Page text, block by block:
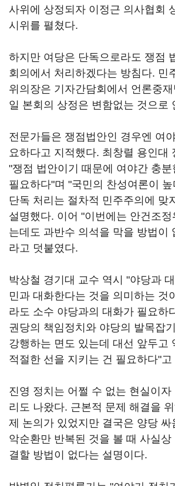
사위에 상정되자 이정근 의사협회
시위를 펼쳤다.
하지만 여당은 단독으로라도 쟁점
회의에서 처리하겠다는 방침다. 민
위의장은 기자간담회에서 언론중
일 본회의 상정은 변함없는 것으로
전문가들은 쟁점법안인 경우엔 여
요하다고 지적했다. 최창렬 용인대
"쟁점 법안이기 때문에 여야간 충분
필요하다"며 "국민의 찬성여론이
단독 처리는 절차적 민주주의에 맞
설명했다. 이어 "이번에는 안건조
는데도 과반수 의석을 막을 방법이
라고 덧붙였다.
박상철 경기대 교수 역시 "야당과
민과 대화한다는 것을 의미하는 것
라도 소수 야당과의 대화가 필요하
권당의 책임정치와 야당의 발목잡
강행하는 면도 있는데 대선 앞두고
적절한 선을 지키는 건 필요하다"고
진영 정치는 어쩔 수 없는 현실이
리도 나왔다. 근본적 문제 해결을
제 논의가 있었지만 결국은 양당 싸
악순환만 반복된 것을 볼 때 사실상
결할 방법이 없다는 설명이다.